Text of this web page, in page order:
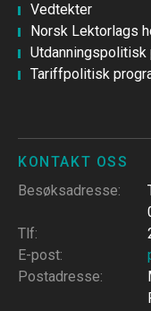
Vedtekter
Norsk Lektorlags
Utdanningspolitisk
Tariffpolitisk
KONTAKT OSS
Besøksadresse:
Tlf:
E-post:
Postadresse: